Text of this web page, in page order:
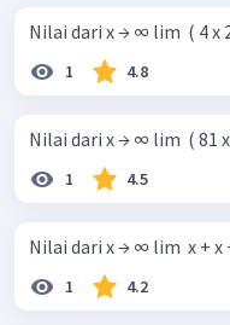
Nilai dari x → ∞ lim ​ ( 4 x 2
1 4.8
Nilai dari x → ∞ lim ​ ( 81 x
1 4.5
Nilai dari x → ∞ lim ​ x + x +
1 4.2